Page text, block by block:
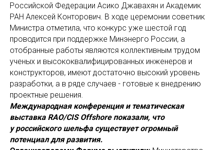
Российской Федерации Асико Джавахян и Академик
РАН Алексей Конторович. В ходе церемонии советник
Министра отметила, что конкурс уже шестой год
проводится при поддержке Минэнерго России, а
отобранные работы являются коллективным трудом
ученых и высококвалифицированных инженеров и
конструкторов, имеют достаточно высокий уровень
разработки, а в ряде случаев - готовые к внедрению
проектные решения.
Международная конференция и тематическая
выставка RAO/CIS Offshore показали, что
у российского шельфа существует огромный
потенциал для развития.